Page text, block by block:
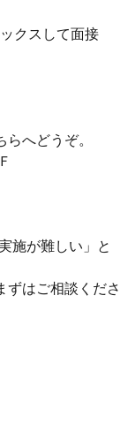
クスして面接
らへどうぞ。
施が難しい」と
ずはご相談くださ